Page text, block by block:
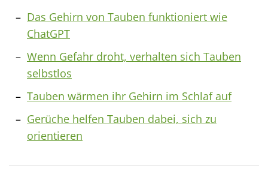
Das Gehirn von Tauben funktioniert wie
ChatGPT
Wenn Gefahr droht, verhalten sich Tauben
selbstlos
Tauben wärmen ihr Gehirn im Schlaf auf
Gerüche helfen Tauben dabei, sich zu
orientieren